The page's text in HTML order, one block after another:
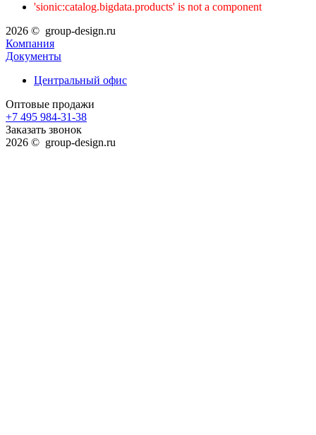
'sionic:catalog.bigdata.products' is not a component
2026 © group-design.ru
Компания
Документы
Центральный офис
Оптовые продажи
+7 495 984-31-38
Заказать звонок
2026 © group-design.ru